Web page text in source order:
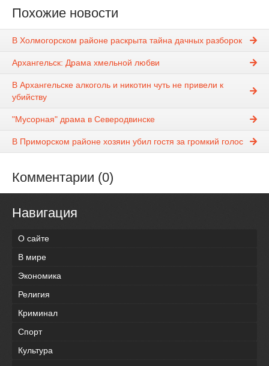
Похожие новости
В Холмогорском районе раскрыта тайна дачных разборок
Архангельск: Драма хмельной любви
В Архангельске алкоголь и никотин чуть не привели к
убийству
"Мусорная" драма в Северодвинске
В Приморском районе хозяин убил гостя за громкий голос
Комментарии (0)
Навигация
О сайте
В мире
Экономика
Религия
Криминал
Спорт
Культура